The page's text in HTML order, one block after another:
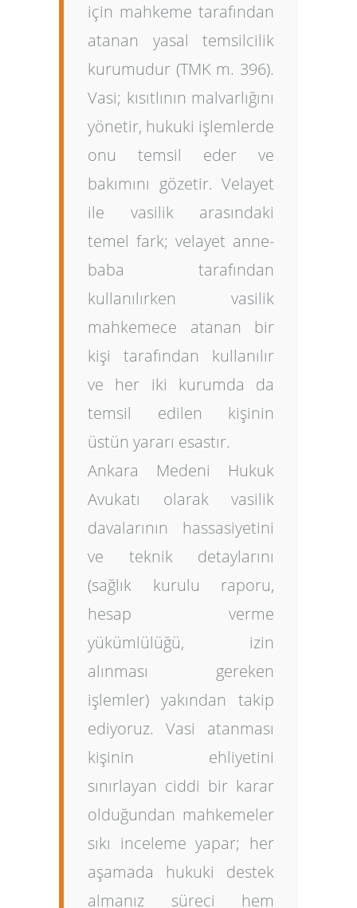
için mahkeme tarafından
atanan yasal temsilcilik
kurumudur (TMK m. 396).
Vasi; kısıtlının malvarlığını
yönetir, hukuki işlemlerde
onu temsil eder ve
bakımını gözetir. Velayet
ile vasilik arasındaki
temel fark; velayet anne-
baba tarafından
kullanılırken vasilik
mahkemece atanan bir
kişi tarafından kullanılır
ve her iki kurumda da
temsil edilen kişinin
üstün yararı esastır.
Ankara Medeni Hukuk
Avukatı olarak vasilik
davalarının hassasiyetini
ve teknik detaylarını
(sağlık kurulu raporu,
hesap verme
yükümlülüğü, izin
alınması gereken
işlemler) yakından takip
ediyoruz. Vasi atanması
kişinin ehliyetini
sınırlayan ciddi bir karar
olduğundan mahkemeler
sıkı inceleme yapar; her
aşamada hukuki destek
almanız süreci hem